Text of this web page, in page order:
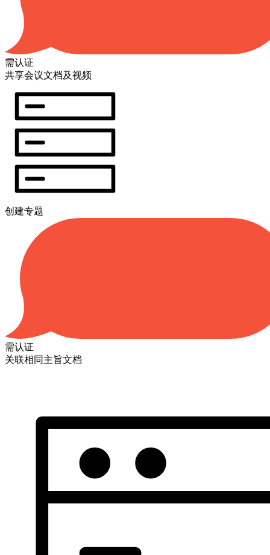
需认证
共享会议文档及视频
创建专题
需认证
关联相同主旨文档